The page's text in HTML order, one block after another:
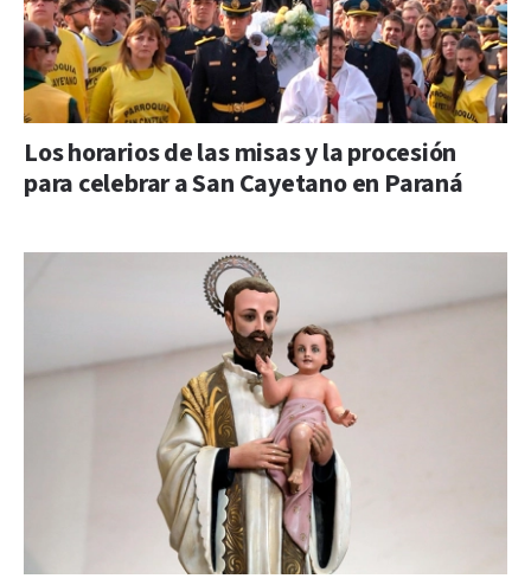
Los horarios de las misas y la procesión
para celebrar a San Cayetano en Paraná